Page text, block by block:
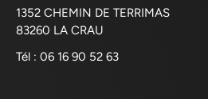
1352 CHEMIN DE TERRIMAS
83260 LA CRAU
Tél : 06 16 90 52 63